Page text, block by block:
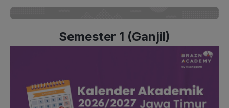
Semester 1 (Ganjil)